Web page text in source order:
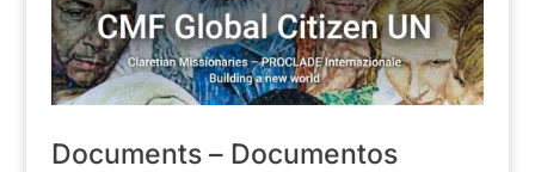
Documents – Documentos